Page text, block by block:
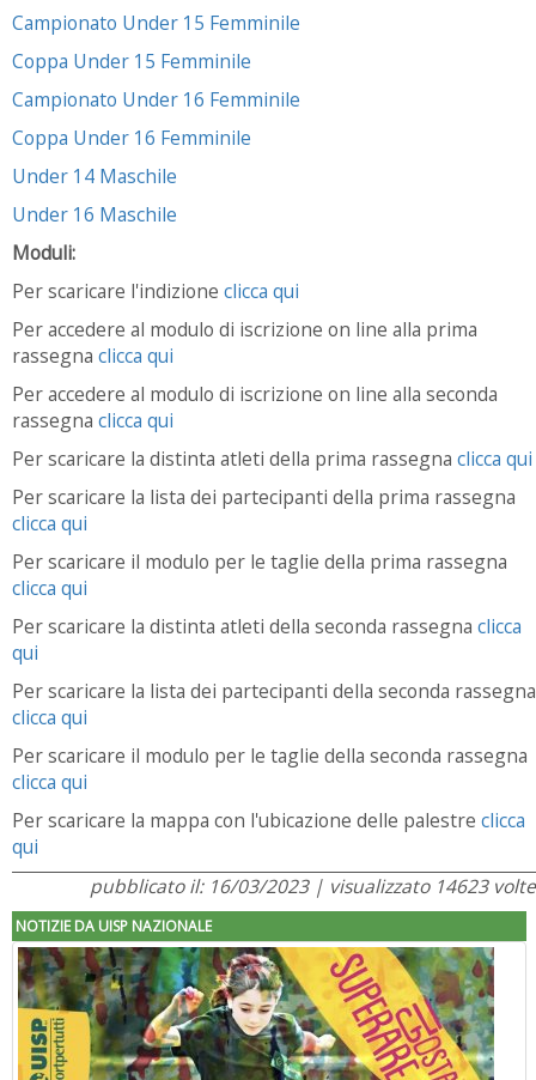
Campionato Under 15 Femminile
Coppa Under 15 Femminile
Campionato Under 16 Femminile
Coppa Under 16 Femminile
Under 14 Maschile
Under 16 Maschile
Moduli:
Per scaricare l'indizione clicca qui
Per accedere al modulo di iscrizione on line alla prima
rassegna clicca qui
Per accedere al modulo di iscrizione on line alla seconda
rassegna clicca qui
Per scaricare la distinta atleti della prima rassegna clicca qui
Per scaricare la lista dei partecipanti della prima rassegna
clicca qui
Per scaricare il modulo per le taglie della prima rassegna
clicca qui
Per scaricare la distinta atleti della seconda rassegna clicca
qui
Per scaricare la lista dei partecipanti della seconda rassegna
clicca qui
Per scaricare il modulo per le taglie della seconda rassegna
clicca qui
Per scaricare la mappa con l'ubicazione delle palestre clicca
qui
pubblicato il: 16/03/2023 | visualizzato 14623 volte
NOTIZIE DA UISP NAZIONALE